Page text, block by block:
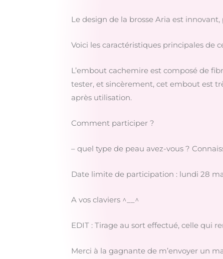
Le design de la brosse Aria est
Voici les caractéristiques principales de
L’embout cachemire est composé de
tester, et sincèrement, cet embout est
après utilisation.
Comment participer ?
– quel type de peau avez-vous ?
Date limite de participation : lundi 28
A vos claviers ^__^
EDIT : Tirage au sort effectué, celle qui
Merci à la gagnante de m’envoyer un